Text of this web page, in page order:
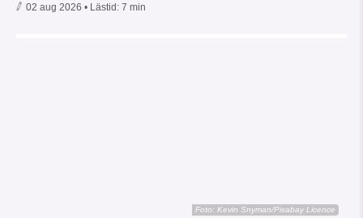
02 aug 2026 • Lästid: 7 min
Foto: Kevin Snyman/Pixabay Licence